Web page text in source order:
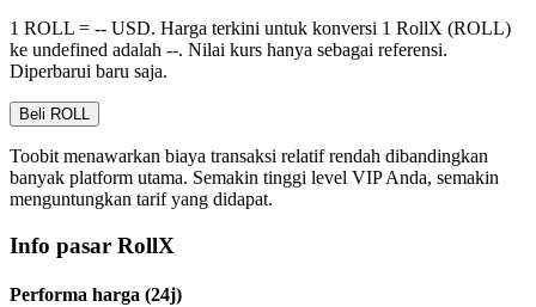
1 ROLL = -- USD. Harga terkini untuk konversi 1 RollX (ROLL)
ke undefined adalah --. Nilai kurs hanya sebagai referensi.
Diperbarui baru saja.
Beli ROLL
Toobit menawarkan biaya transaksi relatif rendah dibandingkan
banyak platform utama. Semakin tinggi level VIP Anda, semakin
menguntungkan tarif yang didapat.
Info pasar RollX
Performa harga (24j)